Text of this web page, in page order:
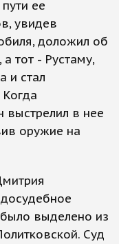
ее
увидев
доложил об
тот - Рустаму,
и стал
выстрелил в нее
оружие на
выделено из
Суд